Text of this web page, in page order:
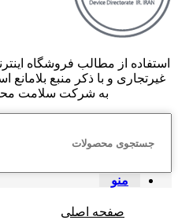
استفاده از مطالب فروشگاه
غیرتجاری و با ذکر منبع
به شرکت سلامت
منو
صفحه اصلی